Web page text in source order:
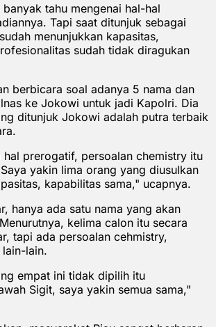
tahu mengenai hal-hal
Tapi saat ditunjuk sebagai
menunjukkan kapasitas,
sudah tidak diragukan
berbicara soal adanya 5 nama dan
ke Jokowi untuk jadi Kapolri. Dia
ditunjuk Jokowi adalah putra terbaik
hal prerogatif, persoalan chemistry itu
yakin lima orang yang diusulkan
kapabilitas sama," ucapnya.
hanya ada satu nama yang akan
kelima calon itu secara
tapi ada persoalan cehmistry,
lain-lain.
empat ini tidak dipilih itu
Sigit, saya yakin semua sama,"